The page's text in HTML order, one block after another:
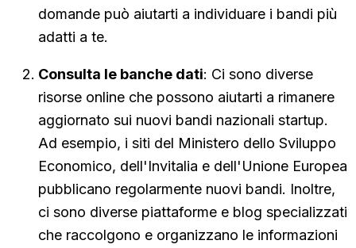
domande può aiutarti a individuare i bandi più
adatti a te.
Consulta le banche dati: Ci sono diverse
risorse online che possono aiutarti a rimanere
aggiornato sui nuovi bandi nazionali startup.
Ad esempio, i siti del Ministero dello Sviluppo
Economico, dell'Invitalia e dell'Unione Europea
pubblicano regolarmente nuovi bandi. Inoltre,
ci sono diverse piattaforme e blog specializzati
che raccolgono e organizzano le informazioni